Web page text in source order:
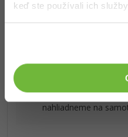
keď ste používali ich
Popis článku
V lekcii sa
pridanie textu do
nahliadneme na